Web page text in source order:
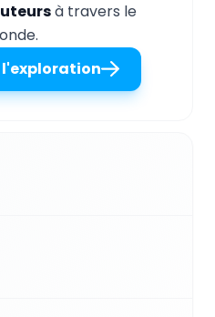
à travers le